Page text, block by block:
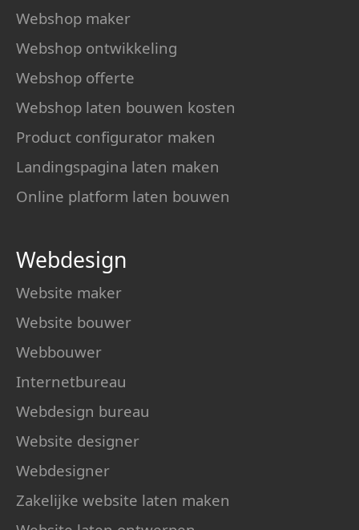
Webshop maker
Webshop ontwikkeling
Webshop offerte
Webshop laten bouwen kosten
Product configurator maken
Landingspagina laten maken
Online platform laten bouwen
Webdesign
Website maker
Website bouwer
Webbouwer
Internetbureau
Webdesign bureau
Website designer
Webdesigner
Zakelijke website laten maken